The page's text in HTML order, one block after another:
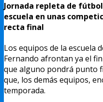
Jornada repleta de
escuela en unas
recta final
Los equipos de la escuela
Fernando afrontan ya el
que alguno pondrá punto
que, los demás equipos,
temporada.